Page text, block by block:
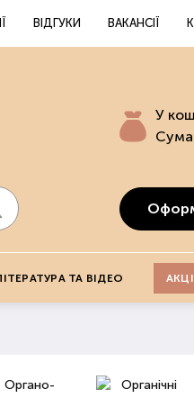
ВІДГУКИ ВАКАНСІЇ
У
ТА ВІДЕО